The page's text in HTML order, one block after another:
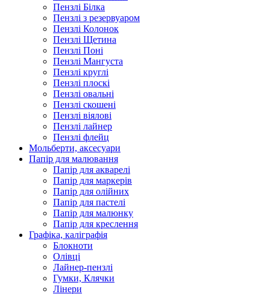
Пензлі Білка
Пензлі з резервуаром
Пензлі Колонок
Пензлі Щетина
Пензлі Поні
Пензлі Мангуста
Пензлі круглі
Пензлі плоскі
Пензлі овальні
Пензлі скошені
Пензлі віялові
Пензлі лайнер
Пензлі флейц
Мольберти, аксесуари
Папір для малювання
Папір для акварелі
Папір для маркерів
Папір для олійних
Папір для пастелі
Папір для малюнку
Папір для креслення
Графіка, каліграфія
Блокноти
Олівці
Лайнер-пензлі
Гумки, Клячки
Лінери